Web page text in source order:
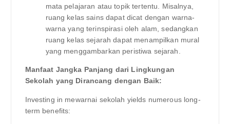
mata pelajaran atau topik tertentu. Misalnya,
ruang kelas sains dapat dicat dengan warna-
warna yang terinspirasi oleh alam, sedangkan
ruang kelas sejarah dapat menampilkan mural
yang menggambarkan peristiwa sejarah.
Manfaat Jangka Panjang dari Lingkungan
Sekolah yang Dirancang dengan Baik:
Investing in mewarnai sekolah yields numerous long-
term benefits: